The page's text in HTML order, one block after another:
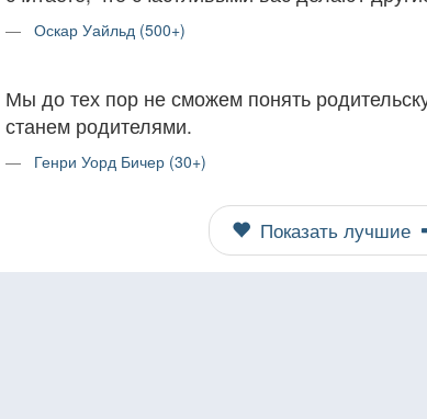
Оскар Уайльд (500+)
Мы до тех пор не сможем понять
станем родителями.
Генри Уорд Бичер (30+)
Показать лучшие